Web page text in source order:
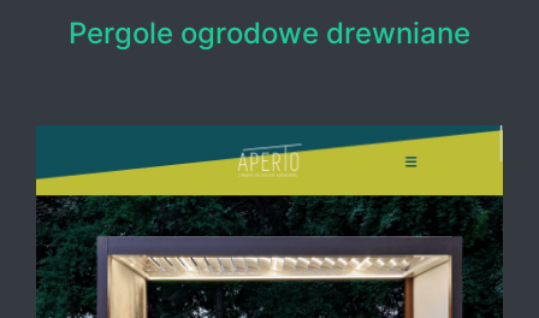
Pergole ogrodowe drewniane